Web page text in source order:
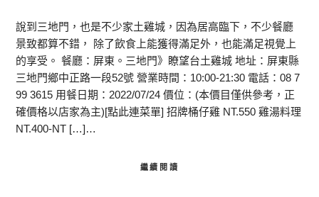
說到三地門，也是不少家土雞城，因為居高臨下，不少餐廳
景致都算不錯， 除了飲食上能獲得滿足外，也能滿足視覺上
的享受。 餐廳：屏東。三地門》瞭望台土雞城 地址：屏東縣
三地門鄉中正路一段52號 營業時間：10:00-21:30 電話：08 7
99 3615 用餐日期：2022/07/24 價位：(本價目僅供參考，正
確價格以店家為主)[點此連菜單] 招牌桶仔雞 NT.550 雞湯料理
NT.400-NT […]…
繼續閱讀